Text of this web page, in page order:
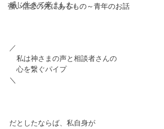
強い信念の先にあるもの～青年のお話
感じ生きて來ました。
／
私は神さまの声と相談者さんの
心を繋ぐパイプ
＼
だとしたならば、私自身が